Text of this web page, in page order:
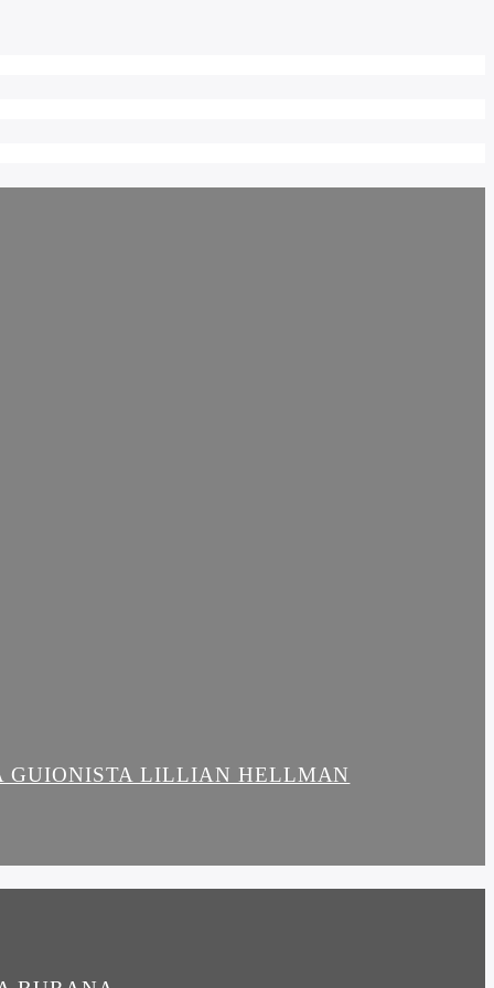
GUIONISTA LILLIAN HELLMAN